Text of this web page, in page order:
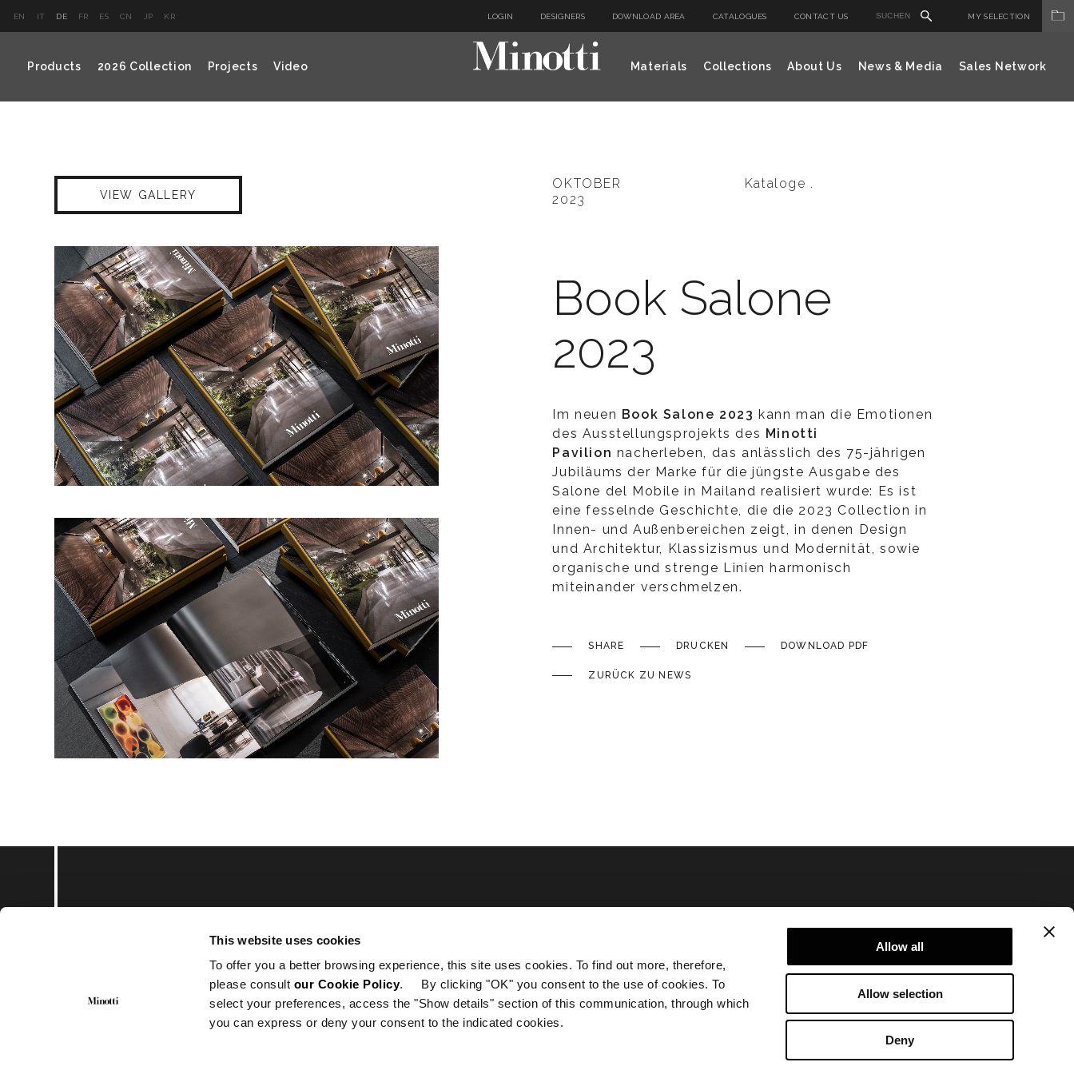
This website uses cookies
To offer you a better browsing experience, this site uses cookies. To find out more, therefore,
please consult our Cookie Policy. By clicking "OK" you consent to the use of cookies. To
select your preferences, access the "Show details" section of this communication, through which
you can express or deny your consent to the indicated cookies.
Allow all
Allow selection
Deny
EN IT DE FR ES CN JP KR LOGIN DESIGNERS DOWNLOAD AREA CATALOGUES CONTACT US MY SELECTION
Products 2026 Collection Projects Video Materials Collections About Us News & Media Sales Network
VIEW GALLERY
OKTOBER
2023
Kataloge .
Book Salone
2023
Im neuen Book Salone 2023 kann man die Emotionen
des Ausstellungsprojekts des Minotti
Pavilion nacherleben, das anlässlich des 75-jährigen
Jubiläums der Marke für die jüngste Ausgabe des
Salone del Mobile in Mailand realisiert wurde: Es ist
eine fesselnde Geschichte, die die 2023 Collection in
Innen- und Außenbereichen zeigt, in denen Design
und Architektur, Klassizismus und Modernität, sowie
organische und strenge Linien harmonisch
miteinander verschmelzen.
SHARE DRUCKEN DOWNLOAD PDF
ZURÜCK ZU NEWS
Subscribe to keep updated
Datenschutzerklärung
Rechtliche Hinweise